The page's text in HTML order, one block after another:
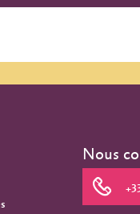
Nous